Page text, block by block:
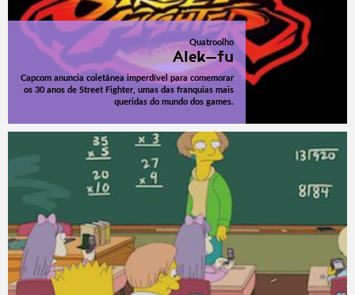
Quatroolho
Alek-fu
Capcom anuncia coletânea imperdível para comemorar
os 30 anos de Street Fighter, umas das franquias mais
queridas do mundo dos games.